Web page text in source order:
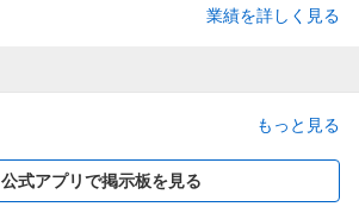
業績を詳しく見る
もっと見る
公式アプリで掲示板を見る